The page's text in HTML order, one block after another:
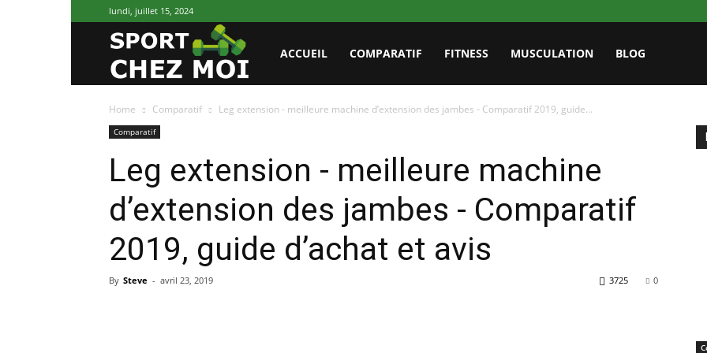
lundi, juillet 15, 2024
Sport
Chez
Moi
ACCUEIL COMPARATIF FITNESS MUSCULATION BLOG
Home Comparatif Leg extension - meilleure machine d’extension des jambes - Comparatif 2019, guide...
Comparatif
Leg extension - meilleure machine
d’extension des jambes - Comparatif
2019, guide d’achat et avis
By Steve - avril 23, 2019 0
3725